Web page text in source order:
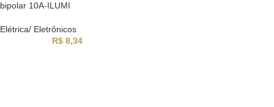
bipolar 10A-ILUMI
Elétrica/ Eletrônicos
R$8,34